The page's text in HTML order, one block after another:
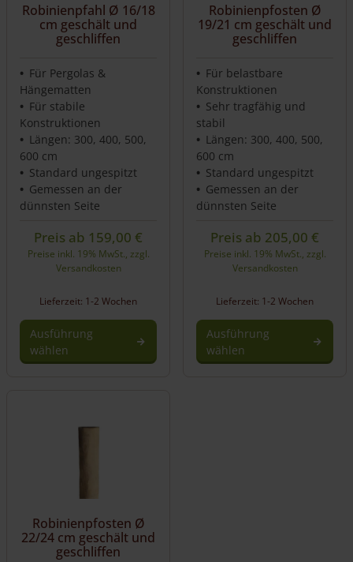
auf
Produktseite
werden
auf
der
Produktseite
werden
Robinienpfahl Ø 16/18
cm geschält und
geschliffen
Für Pergolas &
Hängematten
Für stabile
Konstruktionen
Längen: 300, 400, 500,
600 cm
Standard ungespitzt
Gemessen an der
dünnsten Seite
Preis ab 159,00 €
Preise inkl. 19% MwSt., zzgl.
Versandkosten
Lieferzeit: 1-2 Wochen
Ausführung
wählen
auf
der
Produktseite
Robinienpfosten Ø
19/21 cm geschält und
geschliffen
Für belastbare
Konstruktionen
Sehr tragfähig und
stabil
Längen: 300, 400, 500,
600 cm
Standard ungespitzt
Gemessen an der
dünnsten Seite
Preis ab 205,00 €
Preise inkl. 19% MwSt., zzgl.
Versandkosten
Lieferzeit: 1-2 Wochen
Ausführung
wählen
Robinienpfosten Ø
22/24 cm geschält und
geschliffen